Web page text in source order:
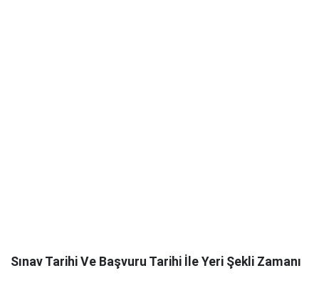
Sınav Tarihi Ve Başvuru Tarihi İle Yeri Şekli Zamanı